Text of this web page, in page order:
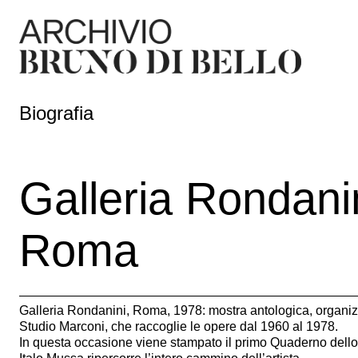
Biografia
Galleria
Roma
Galleria Rondanini, Roma, 1978: mostra antologica,
Studio Marconi, che raccoglie le opere dal 1960 al 1978.
In questa occasione viene stampato il primo Quaderno